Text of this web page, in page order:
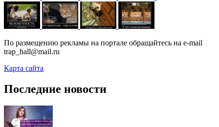
По размещению рекламы на портале обращайтесь на e-mail
trap_hall@mail.ru
Карта сайта
Последние новости